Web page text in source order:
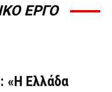
ΕΡΓΟ
«Η Ελλάδα